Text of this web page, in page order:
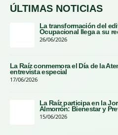
ÚLTIMAS NOTICIAS
La transformación del
Ocupacional llega a su
26/06/2026
La Raíz conmemora el Día de la
entrevista especial
17/06/2026
La Raíz participa en la
Almorrón: Bienestar y
15/06/2026